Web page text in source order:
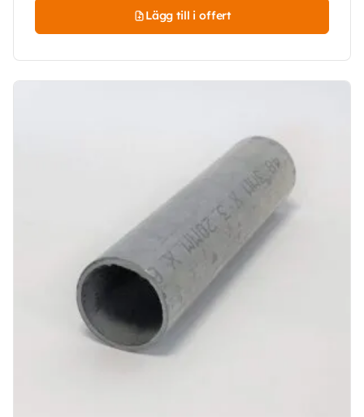
Lägg till i offert